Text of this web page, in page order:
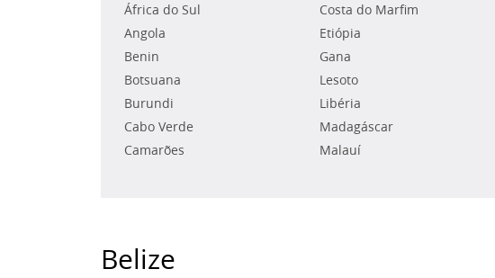
África do Sul
Angola
Benin
Botsuana
Burundi
Cabo Verde
Camarões
Costa do Marfim
Etiópia
Gana
Lesoto
Libéria
Madagáscar
Malauí
Belize